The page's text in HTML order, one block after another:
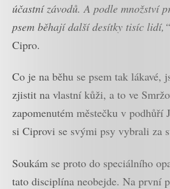
účastní závodů. A podle množství
psem běhají další desítky tisíc lidí,“
Cipro.
Co je na běhu se psem tak lákavé,
zjistit na vlastní kůži, a to ve
zapomenutém městečku v podhůří
si Ciprovi se svými psy vybrali za
Soukám se proto do speciálního
tato disciplína neobejde. Na první